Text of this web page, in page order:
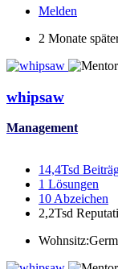
Melden
2 Monate
whipsaw
Management
14,4Tsd
1 Lösungen
10 Abzeichen
2,2Tsd
Wohnsitz: